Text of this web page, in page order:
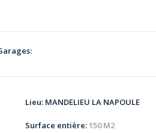
Lieu: MANDELIEU LA NAPOULE
Surface entière: 150 M2